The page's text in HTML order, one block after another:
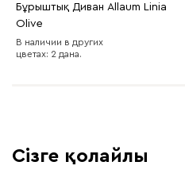
Бұрыштық Диван Allaum Linia
Olive
В наличии в других
цветах: 2 дана.
Сізге қолайлы